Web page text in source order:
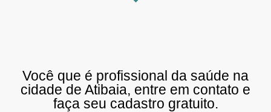
Você que é profissional da saúde na
cidade de Atibaia, entre em contato e
faça seu cadastro gratuito.